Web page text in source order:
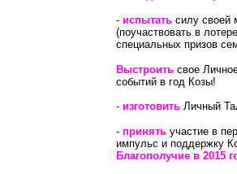
- испытатьсилу своей
(поучаствовать в
специальных призов
Выстроитьсвое
событий в год Козы!
- изготовитьЛичный
-принять участие в
импульс и поддержку
Благополучие в 2015